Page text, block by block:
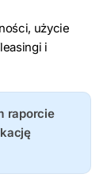
użycie
i
raporcie